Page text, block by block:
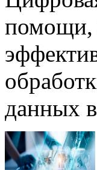
помощи,
данных